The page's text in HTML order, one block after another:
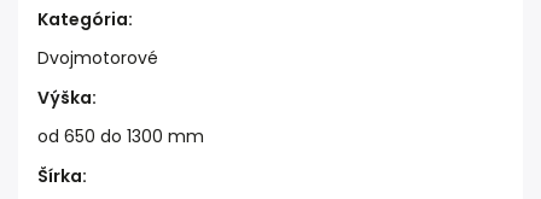
Kategória:
Dvojmotorové
Výška:
od 650 do 1300 mm
Šírka: